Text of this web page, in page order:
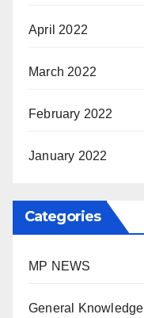
April 2022
March 2022
February 2022
January 2022
Categories
MP NEWS
General Knowledge